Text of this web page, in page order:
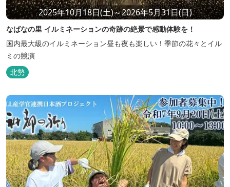
2025年10月18日(土)～2026年5月31日(日)
なばなの里 イルミネーションの奇跡の絶景で感動体験を！
国内最大級のイルミネーション昼も夜も楽しい！季節の花々とイル
ミの競演
北勢